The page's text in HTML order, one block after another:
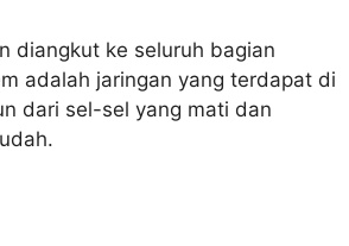
diangkut ke seluruh bagian
adalah jaringan yang terdapat di
dari sel-sel yang mati dan